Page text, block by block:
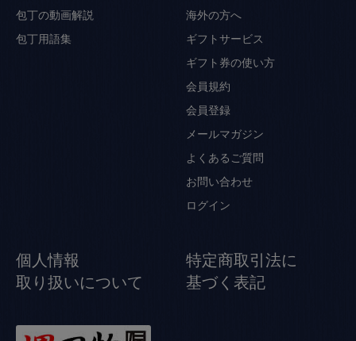
包丁の動画解説
包丁用語集
海外の方へ
ギフトサービス
ギフト券の使い方
会員規約
会員登録
メールマガジン
よくあるご質問
お問い合わせ
ログイン
個人情報
取り扱いについて
特定商取引法に
基づく表記